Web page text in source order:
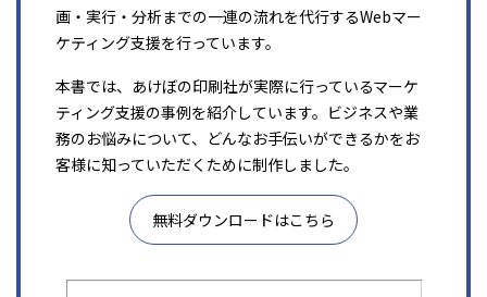
画・実行・分析までの一連の流れを代行するWebマー
ケティング支援を行っています。
本書では、あけぼの印刷社が実際に行っているマーケ
ティング支援の事例を紹介しています。ビジネスや業
務のお悩みについて、どんなお手伝いができるかをお
客様に知っていただくために制作しました。
無料ダウンロードはこちら